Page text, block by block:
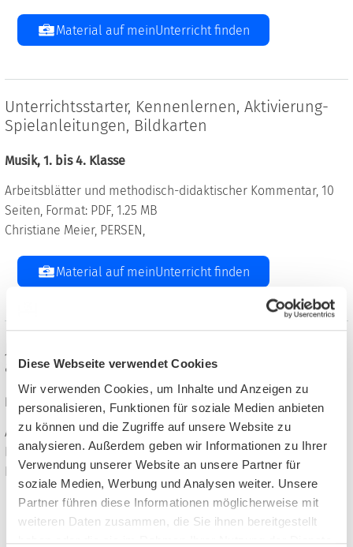
Diese Webseite verwendet Cookies
Wir verwenden Cookies, um Inhalte und Anzeigen zu
personalisieren, Funktionen für soziale Medien anbieten
zu können und die Zugriffe auf unsere Website zu
analysieren. Außerdem geben wir Informationen zu Ihrer
Verwendung unserer Website an unsere Partner für
soziale Medien, Werbung und Analysen weiter. Unsere
Partner führen diese Informationen möglicherweise mit
weiteren Daten zusammen, die Sie ihnen bereitgestellt
haben oder die sie im Rahmen Ihrer Nutzung der Dienste
Material auf meinUnterricht finden
Unterrichtsstarter, Kennenlernen, Aktivierung-
Spielanleitungen, Bildkarten
Musik, 1. bis 4. Klasse
Arbeitsblätter und methodisch-didaktischer Kommentar, 10
Seiten, Format: PDF, 1.25 MB
Christiane Meier, PERSEN,
Material auf meinUnterricht finden
abwechslungsreichen Unterricht
Religion evangelisch, 2. bis 4. Klasse
Arbeitsblätter, 17 Seiten, Format: ZIP, 14.70 MB
Inhalt: 8 PDF, 20 Word
Klara Kirschbaum, PERSEN,
Material auf meinUnterricht finden